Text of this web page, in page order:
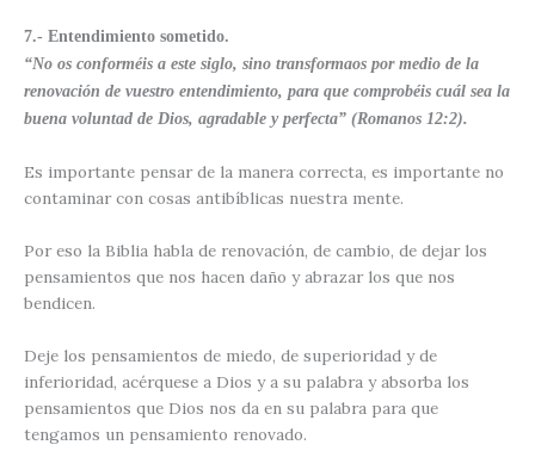
7.- Entendimiento sometido.
“No os conforméis a este siglo, sino transformaos por medio de la
renovación de vuestro entendimiento, para que comprobéis cuál sea la
buena voluntad de Dios, agradable y perfecta” (Romanos 12:2).
Es importante pensar de la manera correcta, es importante no
contaminar con cosas antibíblicas nuestra mente.
Por eso la Biblia habla de renovación, de cambio, de dejar los
pensamientos que nos hacen daño y abrazar los que nos
bendicen.
Deje los pensamientos de miedo, de superioridad y de
inferioridad, acérquese a Dios y a su palabra y absorba los
pensamientos que Dios nos da en su palabra para que
tengamos un pensamiento renovado.